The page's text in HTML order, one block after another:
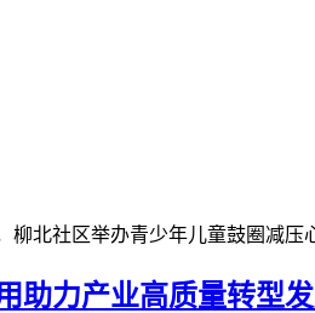
柳北社区举办青少年儿童鼓圈减
助力产业高质量转型